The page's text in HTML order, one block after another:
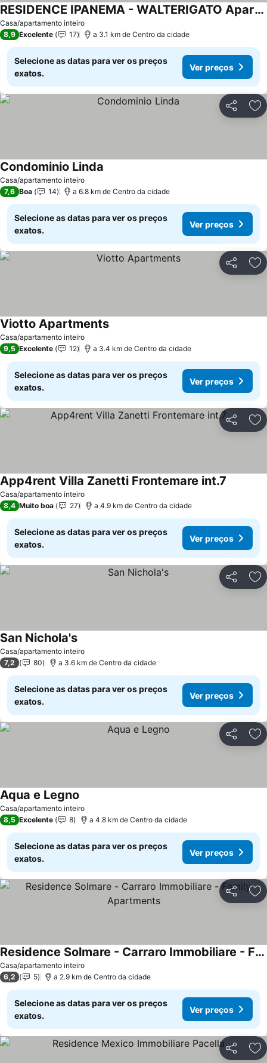
Casa/apartamento inteiro
RESIDENCE IPANEMA - WALTERIGATO Apartments SOLO PER FAMIGLIE
Ver preços
8,9 Excelente 17 a 3.1 km de Centro da cidade
Selecione as datas para ver os preços
exatos.
Ver preços
Partilhar
Casa/apartamento inteiro
Condominio Linda
7,6 Boa 14 a 6.8 km de Centro da cidade
Selecione as datas para ver os preços
exatos.
Ver preços
Partilhar
Casa/apartamento inteiro
Viotto ApartmentsVer preços
9,5 Excelente 12 a 3.4 km de Centro da cidade
Selecione as datas para ver os preços
exatos.
Ver preços
Partilhar
Casa/apartamento inteiro
App4rent Villa Zanetti Frontemare int.7
8,4 Muito boa 27 a 4.9 km de Centro da cidade
Selecione as datas para ver os preços
exatos.
Ver preços
Partilhar
Casa/apartamento inteiro
San Nichola'sVer preços
7,2 80 a 3.6 km de Centro da cidade
Selecione as datas para ver os preços
exatos.
Ver preços
Partilhar
Casa/apartamento inteiro
Aqua e Legno
8,5 Excelente 8 a 4.8 km de Centro da cidade
Selecione as datas para ver os preços
exatos.
Ver preços
Partilhar
Casa/apartamento inteiro
Residence Solmare - Carraro Immobiliare - Family Apartments
Ver preços
6,2 5 a 2.9 km de Centro da cidade
Selecione as datas para ver os preços
exatos.
Ver preços
Partilhar